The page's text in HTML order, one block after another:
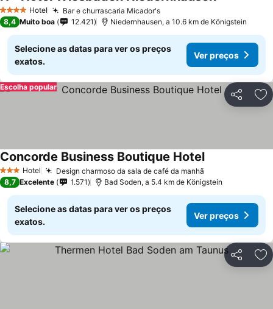
4 EstrelasHotel Bar e churrascaria Micador's
8,4 Muito boa 12.421 Niedernhausen, a 10.6 km de Königstein
Selecione as datas para ver os preços
exatos.
Ver preços
Partilhar
Escolha popular
3 EstrelasHotel Design charmoso da sala de café da manhã
Concorde Business Boutique Hotel
8,7 Excelente 1.571 Bad Soden, a 5.4 km de Königstein
Selecione as datas para ver os preços
exatos.
Ver preços
Partilhar